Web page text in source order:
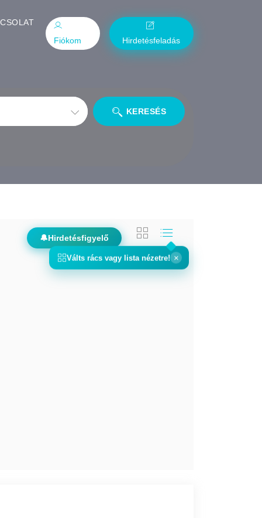
Fiókom
Hirdetésfeladás
KERESÉS
🔔Hirdetésfigyelő
Válts rács vagy lista nézetre! ×